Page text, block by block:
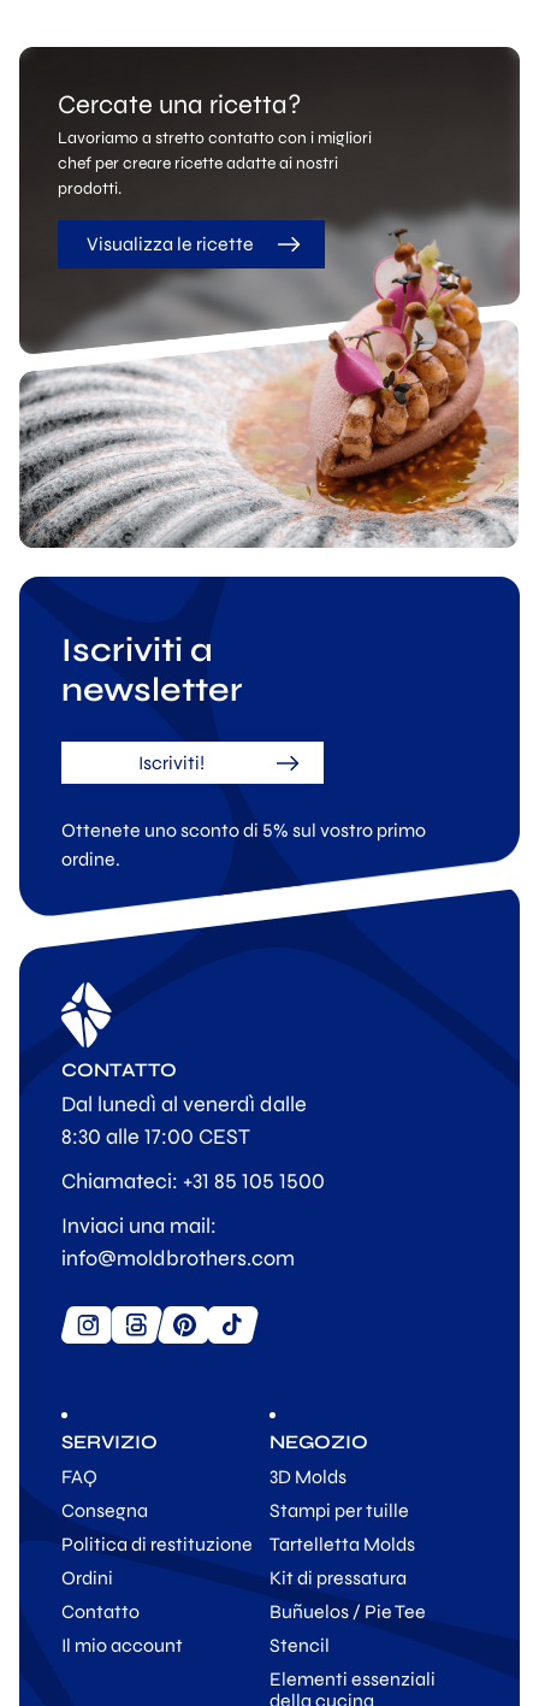
Cercate una ricetta?
Lavoriamo a stretto contatto con i migliori
chef per creare ricette adatte ai nostri
prodotti.
Visualizza le ricette
Iscriviti a
newsletter
Iscriviti!
Ottenete uno sconto di 5% sul vostro primo
ordine.
SERVIZIO
FAQ
Consegna
Politica di restituzione
Ordini
Contatto
Il mio account
NEGOZIO
3D Molds
Stampi per tuille
Tartelletta Molds
Kit di pressatura
Buñuelos / Pie Tee
Stencil
Elementi essenziali
della cucina
CONTATTO
Dal lunedì al venerdì dalle
8:30 alle 17:00 CEST
Chiamateci: +31 85 105 1500
Inviaci una mail:
info@moldbrothers.com